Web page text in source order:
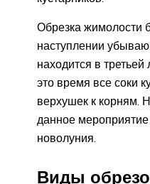
Обрезка жимолости
наступлении
находится в
это время все соки
верхушек к корням.
данное
новолуния.
Виды